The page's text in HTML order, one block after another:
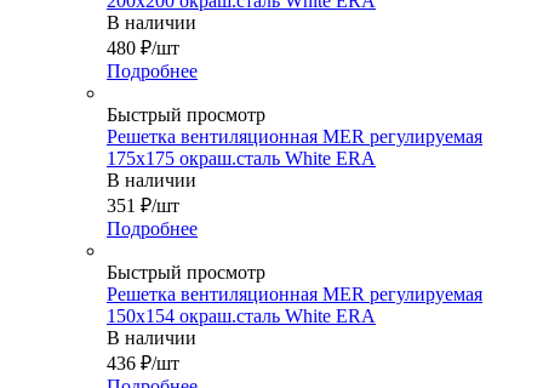
В наличии
480 ₽/шт
Подробнее
Быстрый просмотр
Решетка вентиляционная MER регулируемая
175х175 окраш.сталь White ERA
В наличии
351 ₽/шт
Подробнее
Быстрый просмотр
Решетка вентиляционная MER регулируемая
150x154 окраш.сталь White ERA
В наличии
436 ₽/шт